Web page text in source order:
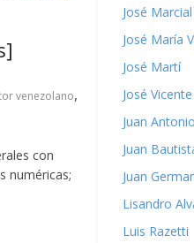
venezolano,
con
numéricas;
José
José María
José Martí
José
Juan
Juan
Juan
Lisandro
Luis Razetti